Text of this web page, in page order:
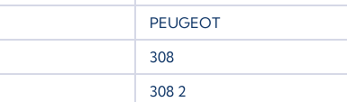
PEUGEOT
308
308 2